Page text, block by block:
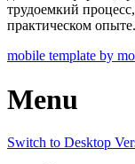
трудоемкий
практическом опыте.
mobile template by
Menu
Switch to Desktop